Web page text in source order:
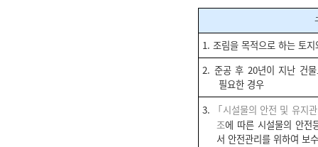
1. 조림을 목적으로 하는 토
2. 준공 후 20년이 지난 건
필요한 경우
3.
「시설물의 안전 및 유지
조에 따른 시설물의 안전
서 안전관리를 위하여 보